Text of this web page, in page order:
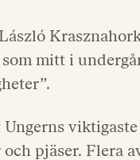
mitt i
pjäser. Flera